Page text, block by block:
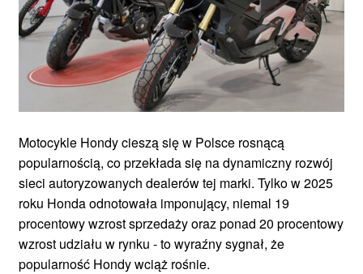
Motocykle Hondy cieszą się w Polsce rosnącą
popularnością, co przekłada się na dynamiczny rozwój
sieci autoryzowanych dealerów tej marki. Tylko w 2025
roku Honda odnotowała imponujący, niemal 19
procentowy wzrost sprzedaży oraz ponad 20 procentowy
wzrost udziału w rynku - to wyraźny sygnał, że
popularność Hondy wciąż rośnie.